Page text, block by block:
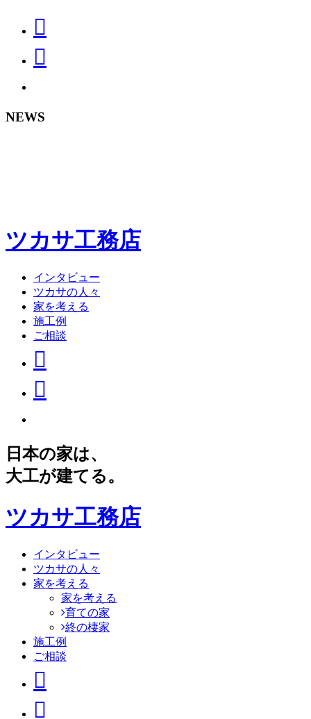
NEWS
ツカサ工務店
インタビュー
ツカサの人々
家を考える
施工例
ご相談
日本の家は、
大工が建てる。
ツカサ工務店
インタビュー
ツカサの人々
家を考える
家を考える
育ての家
終の棲家
施工例
ご相談